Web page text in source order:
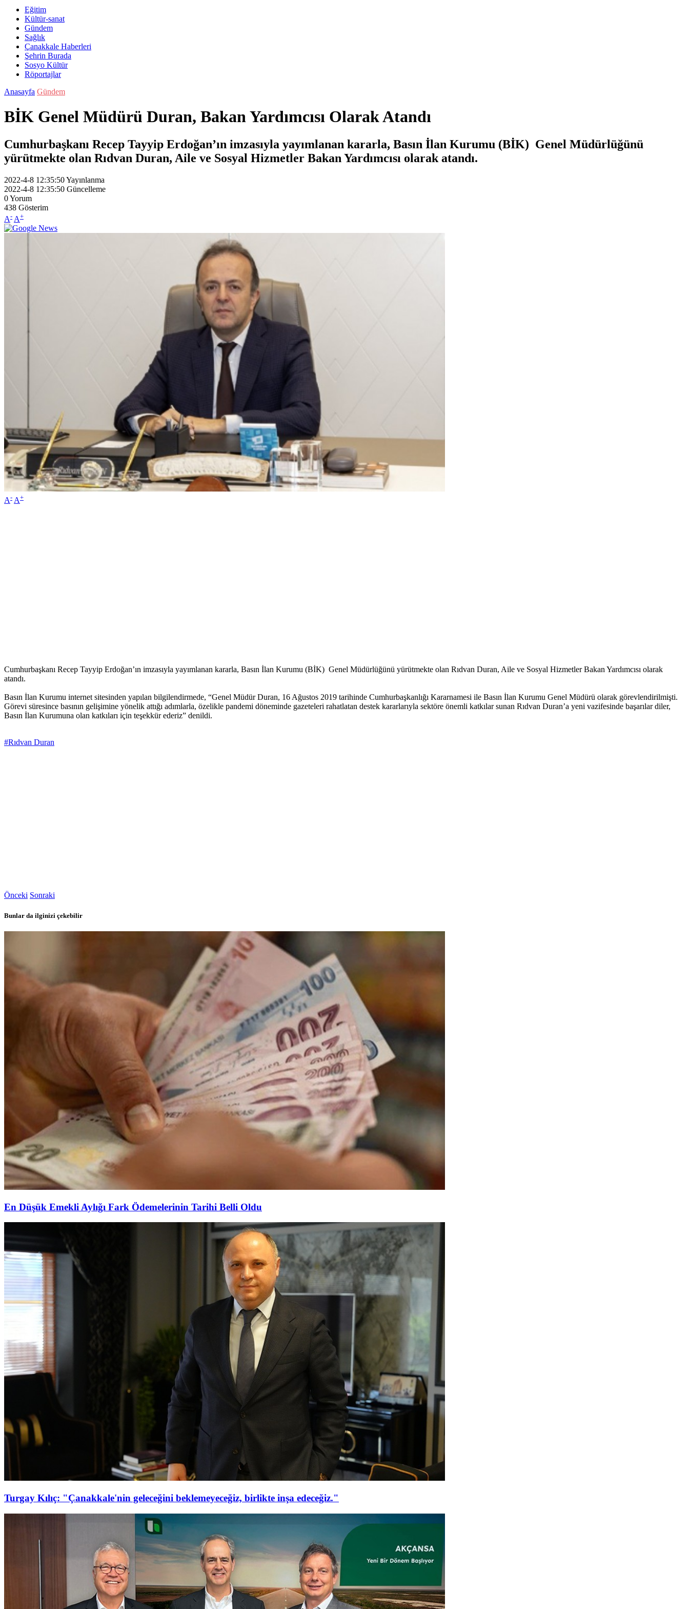
Eğitim
Kültür-sanat
Gündem
Sağlık
Çanakkale Haberleri
Şehrin Burada
Sosyo Kültür
Röportajlar
Anasayfa Gündem
BİK Genel Müdürü Duran, Bakan Yardımcısı Olarak Atandı
Cumhurbaşkanı Recep Tayyip Erdoğan’ın imzasıyla yayımlanan kararla, Basın İlan Kurumu (BİK) Genel Müdürlüğünü
yürütmekte olan Rıdvan Duran, Aile ve Sosyal Hizmetler Bakan Yardımcısı olarak atandı.
2022-4-8 12:35:50Yayınlanma
2022-4-8 12:35:50 Güncelleme
0Yorum
438 Gösterim
A- A+
A- A+
Cumhurbaşkanı Recep Tayyip Erdoğan’ın imzasıyla yayımlanan kararla, Basın İlan Kurumu (BİK) Genel Müdürlüğünü yürütmekte olan Rıdvan Duran, Aile ve Sosyal Hizmetler Bakan Yardımcısı olarak
atandı.
Basın İlan Kurumu internet sitesinden yapılan bilgilendirmede, “Genel Müdür Duran, 16 Ağustos 2019 tarihinde Cumhurbaşkanlığı Kararnamesi ile Basın İlan Kurumu Genel Müdürü olarak görevlendirilmişti.
Görevi süresince basının gelişimine yönelik attığı adımlarla, özelikle pandemi döneminde gazeteleri rahatlatan destek kararlarıyla sektöre önemli katkılar sunan Rıdvan Duran’a yeni vazifesinde başarılar diler,
Basın İlan Kurumuna olan katkıları için teşekkür ederiz” denildi.
#Rıdvan Duran
Önceki Sonraki
Bunlar da ilginizi çekebilir
En Düşük Emekli Aylığı Fark Ödemelerinin Tarihi Belli Oldu
Turgay Kılıç: "Çanakkale'nin geleceğini beklemeyeceğiz, birlikte inşa edeceğiz."